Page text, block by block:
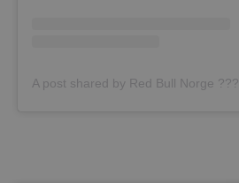
A post shared by Red Bull Norge